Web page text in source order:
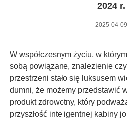
2024 r.
2025-04-09
W współczesnym życiu, w
sobą powiązane, znalezienie
przestrzeni stało się luksusem
dumni, że możemy przedstawić
produkt zdrowotny, który
przyszłość inteligentnej kabiny